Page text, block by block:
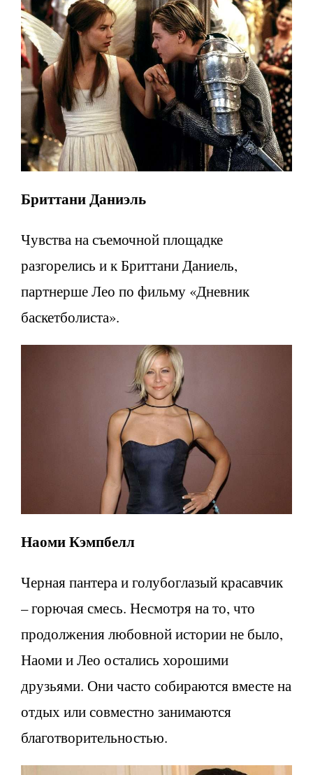
Бриттани Даниэль
Чувства на съемочной площадке
разгорелись и к Бриттани Даниель,
партнерше Лео по фильму «Дневник
баскетболиста».
Наоми Кэмпбелл
Черная пантера и голубоглазый красавчик
– горючая смесь. Несмотря на то, что
продолжения любовной истории не было,
Наоми и Лео остались хорошими
друзьями. Они часто собираются вместе на
отдых или совместно занимаются
благотворительностью.